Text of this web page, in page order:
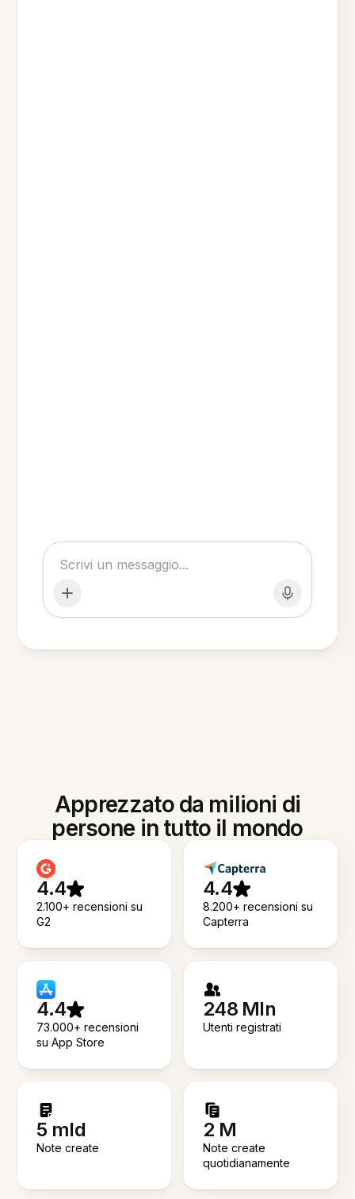
Apprezzato da milioni di
persone in tutto il mondo
4.4
2.100+ recensioni su
G2
4.4
8.200+ recensioni su
Capterra
4.4
73.000+ recensioni
su App Store
248 Mln
Utenti registrati
5 mld
Note create
2 M
Note create
quotidianamente